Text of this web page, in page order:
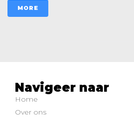
MORE
Navigeer naar
Home
Over ons